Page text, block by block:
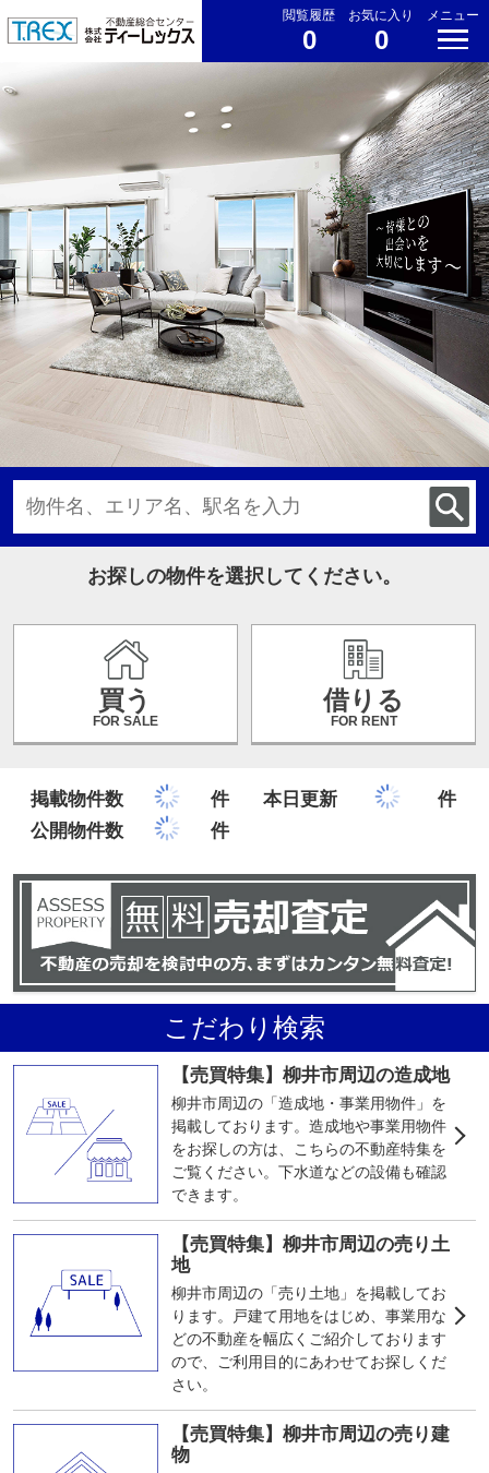
閲覧履歴
0
お気に入り
0
メニュー
お探しの物件を選択してください。
買う
FOR SALE
借りる
FOR RENT
掲載物件数 件 本日更新
件
公開物件数
件
こだわり検索
【売買特集】柳井市周辺の造成地
柳井市周辺の「造成地・事業用物件」を
掲載しております。造成地や事業用物件
をお探しの方は、こちらの不動産特集を
ご覧ください。下水道などの設備も確認
できます。
【売買特集】柳井市周辺の売り土
地
柳井市周辺の「売り土地」を掲載してお
ります。戸建て用地をはじめ、事業用な
どの不動産を幅広くご紹介しております
ので、ご利用目的にあわせてお探しくだ
さい。
【売買特集】柳井市周辺の売り建
物